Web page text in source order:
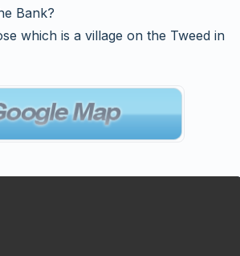
Bank?
which is a village on the Tweed in